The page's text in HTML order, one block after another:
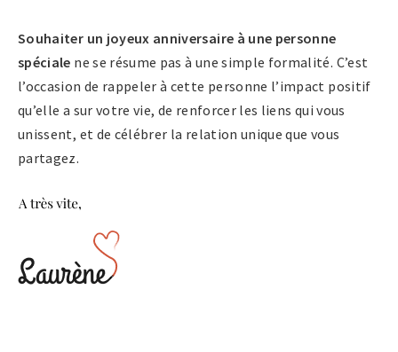
Souhaiter un joyeux anniversaire à une personne
spéciale ne se résume pas à une simple formalité. C’est
l’occasion de rappeler à cette personne l’impact positif
qu’elle a sur votre vie, de renforcer les liens qui vous
unissent, et de célébrer la relation unique que vous
partagez.